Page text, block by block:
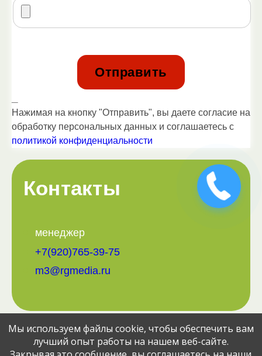
Нажимая на кнопку "Отправить", вы даете согласие на
обработку персональных данных и соглашаетесь c
политикой конфиденциальности
Контакты
менеджер
+7(920)765-39-75
m3@rgmedia.ru
Поделитесь вакансией с друзьями:
Мы используем файлы cookie, чтобы обеспечить вам
лучший опыт работы на нашем веб-сайте.